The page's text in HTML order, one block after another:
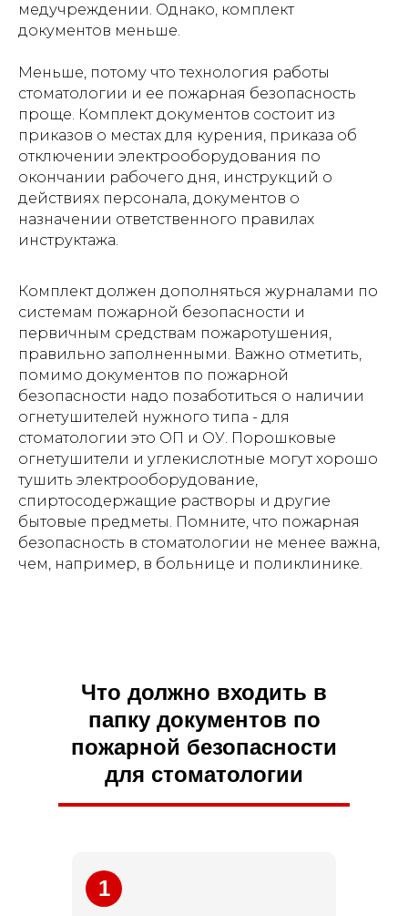
медучреждении. Однако, комплект
документов меньше.
Меньше, потому что технология работы
стоматологии и ее пожарная безопасность
проще. Комплект документов состоит из
приказов о местах для курения, приказа об
отключении электрооборудования по
окончании рабочего дня, инструкций о
действиях персонала, документов о
назначении ответственного правилах
инструктажа.
Комплект должен дополняться журналами по
системам пожарной безопасности и
первичным средствам пожаротушения,
правильно заполненными. Важно отметить,
помимо документов по пожарной
безопасности надо позаботиться о наличии
огнетушителей нужного типа - для
стоматологии это ОП и ОУ. Порошковые
огнетушители и углекислотные могут хорошо
тушить электрооборудование,
спиртосодержащие растворы и другие
бытовые предметы. Помните, что пожарная
безопасность в стоматологии не менее важна,
чем, например, в больнице и поликлинике.
Что должно входить в
папку документов по
пожарной безопасности
для стоматологии
1